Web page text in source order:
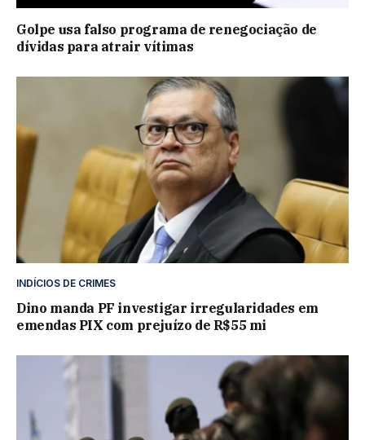
Golpe usa falso programa de renegociação de
dívidas para atrair vítimas
INDÍCIOS DE CRIMES
Dino manda PF investigar irregularidades em
emendas PIX com prejuízo de R$55 mi